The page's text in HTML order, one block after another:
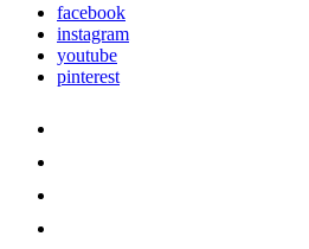
facebook
instagram
youtube
pinterest